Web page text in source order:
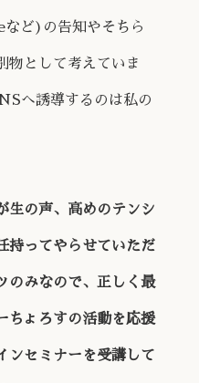
ど)の告知やそちら
物として考えていま
へ誘導するのは私の
生の声、高めのテンシ
持ってやらせていただ
のみなので、正しく最
ちょろすの活動を応援
ンセミナーを受講して